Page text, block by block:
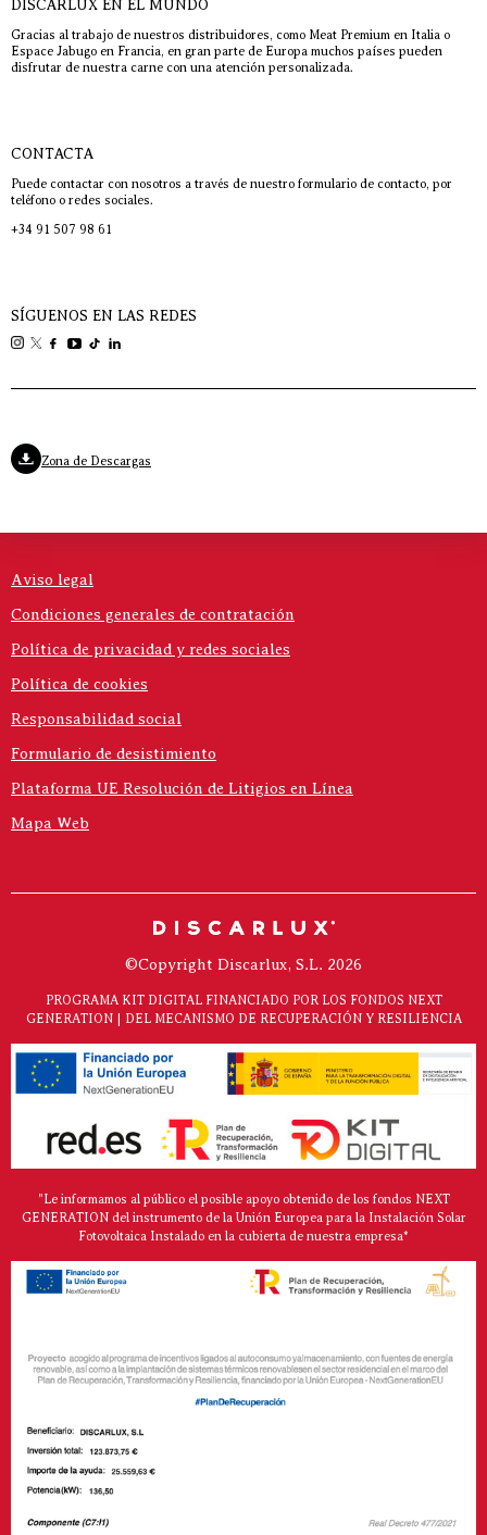
DISCARLUX EN EL MUNDO
Gracias al trabajo de nuestros distribuidores, como Meat Premium en Italia o
Espace Jabugo en Francia, en gran parte de Europa muchos países pueden
disfrutar de nuestra carne con una atención personalizada.
CONTACTA
Puede contactar con nosotros a través de nuestro formulario de contacto, por
teléfono o redes sociales.
+34 91 507 98 61
SÍGUENOS EN LAS REDES
Zona de Descargas
Aviso legal
Condiciones generales de contratación
Política de privacidad y redes sociales
Política de cookies
Responsabilidad social
Formulario de desistimiento
Plataforma UE Resolución de Litigios en Línea
Mapa Web
©Copyright Discarlux, S.L. 2026
PROGRAMA KIT DIGITAL FINANCIADO POR LOS FONDOS NEXT
GENERATION | DEL MECANISMO DE RECUPERACIÓN Y RESILIENCIA
"Le informamos al público el posible apoyo obtenido de los fondos NEXT
GENERATION del instrumento de la Unión Europea para la Instalación Solar
Fotovoltaica Instalado en la cubierta de nuestra empresa*